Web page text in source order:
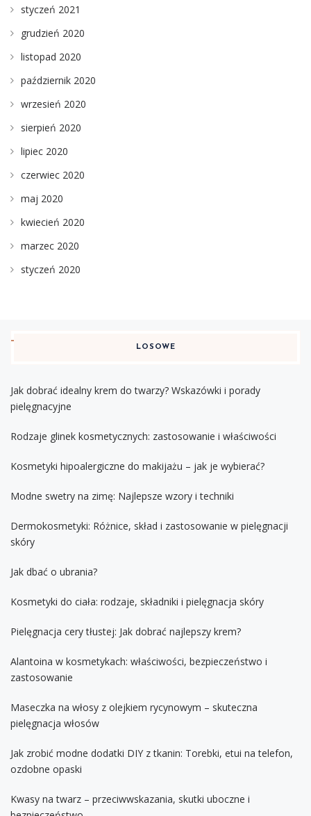
styczeń 2021
grudzień 2020
listopad 2020
październik 2020
wrzesień 2020
sierpień 2020
lipiec 2020
czerwiec 2020
maj 2020
kwiecień 2020
marzec 2020
styczeń 2020
LOSOWE
Jak dobrać idealny krem do twarzy? Wskazówki i porady
pielęgnacyjne
Rodzaje glinek kosmetycznych: zastosowanie i właściwości
Kosmetyki hipoalergiczne do makijażu – jak je wybierać?
Modne swetry na zimę: Najlepsze wzory i techniki
Dermokosmetyki: Różnice, skład i zastosowanie w pielęgnacji
skóry
Jak dbać o ubrania?
Kosmetyki do ciała: rodzaje, składniki i pielęgnacja skóry
Pielęgnacja cery tłustej: Jak dobrać najlepszy krem?
Alantoina w kosmetykach: właściwości, bezpieczeństwo i
zastosowanie
Maseczka na włosy z olejkiem rycynowym – skuteczna
pielęgnacja włosów
Jak zrobić modne dodatki DIY z tkanin: Torebki, etui na telefon,
ozdobne opaski
Kwasy na twarz – przeciwwskazania, skutki uboczne i